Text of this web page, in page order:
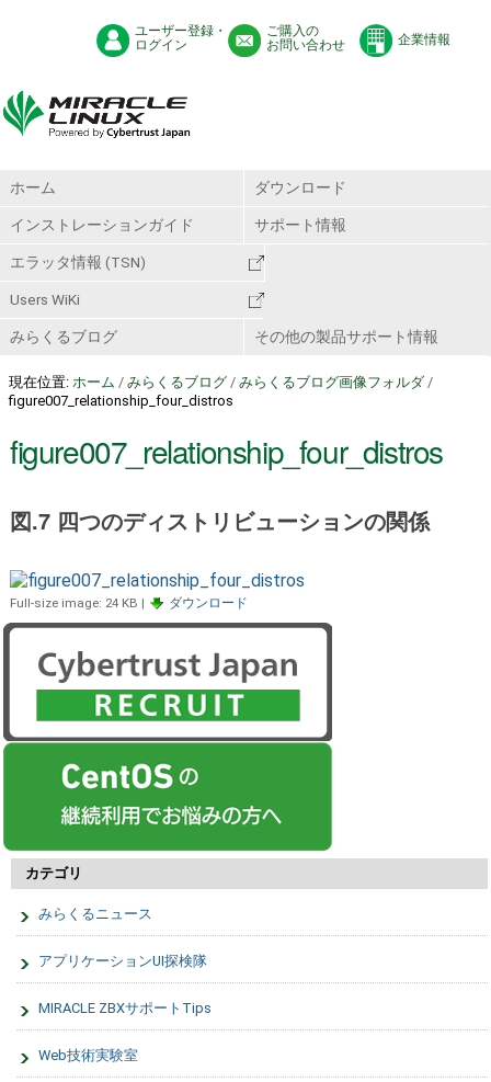
ユーザー登録・
ログイン
ご購入の
お問い合わせ
企業情報
ホーム ダウンロード
インストレーションガイド サポート情報
エラッタ情報 (TSN)
Users WiKi
みらくるブログ その他の製品サポート情報
現在位置: ホーム / みらくるブログ / みらくるブログ画像フォルダ /
figure007_relationship_four_distros
figure007_relationship_four_distros
図.7 四つのディストリビューションの関係
Full-size image: 24 KB | ダウンロード
カテゴリ
みらくるニュース
アプリケーションUI探検隊
MIRACLE ZBXサポートTips
Web技術実験室